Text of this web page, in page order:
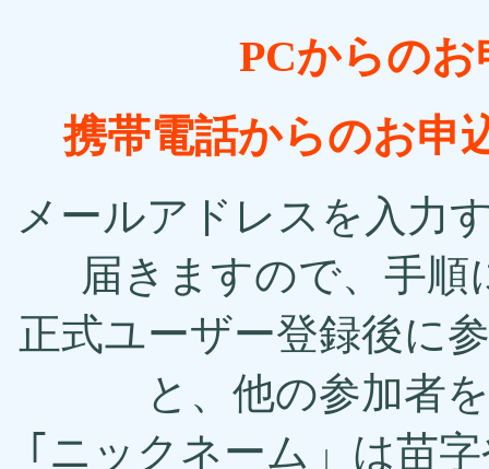
PCからの
携帯電話からのお申
メールアドレスを入力
届きますので、手
正式ユーザー登録後に
と、他の参加者
｢ニックネーム」は苗